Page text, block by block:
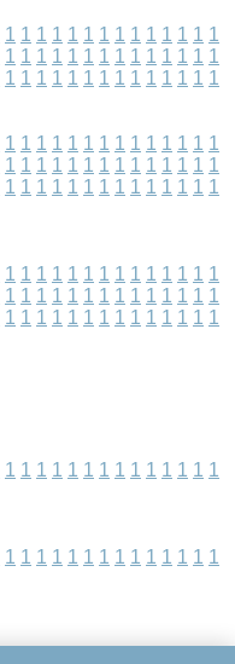
1 1 1 1 1 1 1 1 1 1 1 1 1 1
1 1 1 1 1 1 1 1 1 1 1 1 1 1
1 1 1 1 1 1 1 1 1 1 1 1 1 1
1 1 1 1 1 1 1 1 1 1 1 1 1 1
1 1 1 1 1 1 1 1 1 1 1 1 1 1
1 1 1 1 1 1 1 1 1 1 1 1 1 1
1 1 1 1 1 1 1 1 1 1 1 1 1 1
1 1 1 1 1 1 1 1 1 1 1 1 1 1
1 1 1 1 1 1 1 1 1 1 1 1 1 1
1 1 1 1 1 1 1 1 1 1 1 1 1 1
1 1 1 1 1 1 1 1 1 1 1 1 1 1